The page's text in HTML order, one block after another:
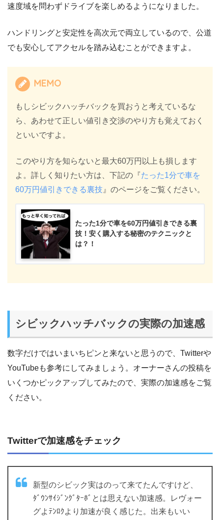
速度域を問わずドライブを楽しめるようになりました。
ハンドリングと安定性を高次元で両立しているので、公道
でも安心してアクセルを踏み込むことができますよ。
MEMO
もしシビックハッチバックを買おうと考えているな
ら、あわせて正しい値引き交渉のやり方も覚えておく
といいですよ。
このやり方を知らないと最大60万円以上も損します
よ。詳しく知りたい方は、下記の『たった1分で車を
60万円値引きできる裏技 』のページをご覧ください。
たった1分で車を60万円値引きできる裏
技！安く購入する秘密のテクニックと
は？！
シビックハッチバックの実際の加速感
数字だけではいまいちピンと来ないと思うので、Twitterや
YouTubeも参考にしてみましょう。オーナーさんの投稿を
いくつかピックアップしてみたので、実際の加速感をご覧
ください。
Twitterで加速感をチェック
新型のシビック実はのって来てたんですけど、
ﾀﾞｳﾝｻｲｼﾞﾝｸﾞﾀｰﾎﾞとは思えない加速感。レヴォー
グよﾃﾝﾛｸより加速が良く感じた。出来もいい